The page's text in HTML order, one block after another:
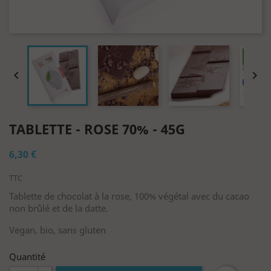
 
TABLETTE - ROSE 70% - 45G
6,30 €
TTC
Tablette de chocolat à la rose, 100% végétal avec du cacao
non brûlé et de la datte.
Vegan, bio, sans gluten
Quantité